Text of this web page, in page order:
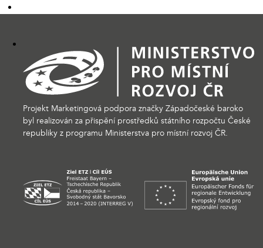
Projekt Marketingová podpora značky Západočeské baroko
byl realizován za přispění prostředků státního rozpočtu České
republiky z programu Ministerstva pro místní rozvoj ČR.